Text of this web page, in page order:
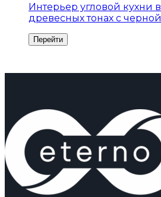
Интерьер угловой кухни
древесных тонах с